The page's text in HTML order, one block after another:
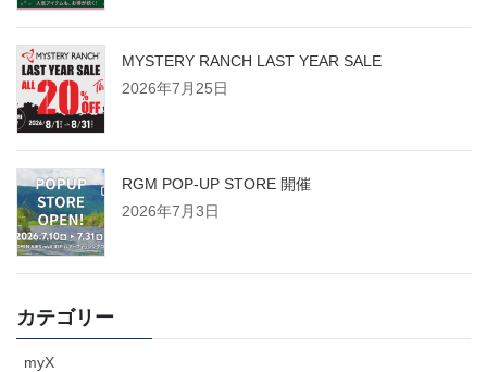
MYSTERY RANCH LAST YEAR SALE
2026年7月25日
RGM POP-UP STORE 開催
2026年7月3日
カテゴリー
myX